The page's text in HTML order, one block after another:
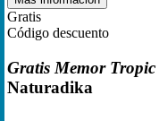
Gratis
Código descuento
Gratis Memor Tropic
Naturadika